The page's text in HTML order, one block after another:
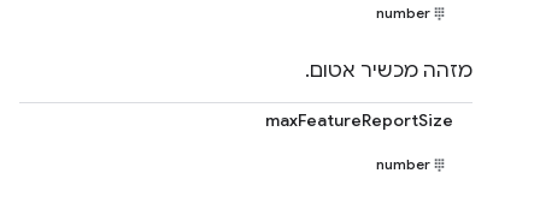
number
מזהה מכשיר אטום.
maxFeatureReportSize
number